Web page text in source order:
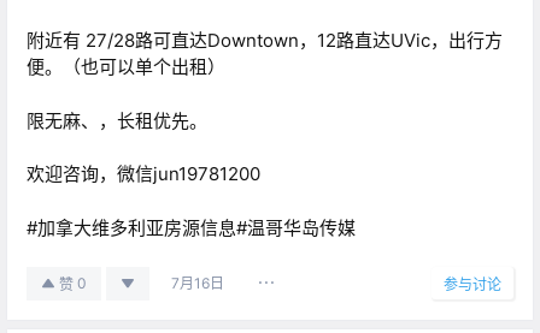
附近有 27/28路可直达Downtown，12路直达UVic，出行方
便。（也可以单个出租）
限无麻、，长租优先。
欢迎咨询，微信jun19781200
#加拿大维多利亚房源信息#温哥华岛传媒
赞 0 7月16日 参与讨论